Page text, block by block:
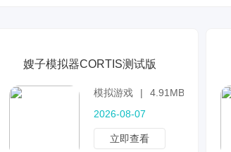
嫂子模拟器CORTIS测试版
模拟游戏 |
4.91MB
2026-08-07
立即查看